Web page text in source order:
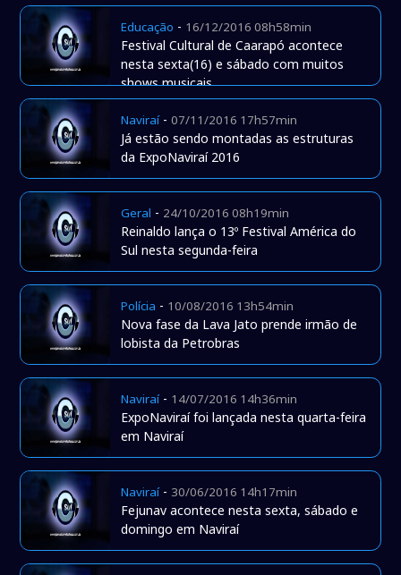
Educação - 16/12/2016 08h58min
Festival Cultural de Caarapó acontece
nesta sexta(16) e sábado com muitos
shows musicais
Naviraí-07/11/2016 17h57min
Já estão sendo montadas as estruturas
da ExpoNaviraí 2016
Geral - 24/10/2016 08h19min
Reinaldo lança o 13º Festival América do
Sul nesta segunda-feira
Polícia - 10/08/2016 13h54min
Nova fase da Lava Jato prende irmão de
lobista da Petrobras
Naviraí- 14/07/2016 14h36min
ExpoNaviraí foi lançada nesta quarta-feira
em Naviraí
Naviraí- 30/06/2016 14h17min
Fejunav acontece nesta sexta, sábado e
domingo em Naviraí